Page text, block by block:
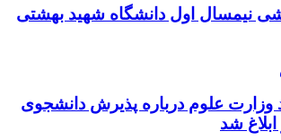
نیمسال اول دانشگاه شهید بهشتی
وزارت علوم درباره پذیرش دانشجوی
شد